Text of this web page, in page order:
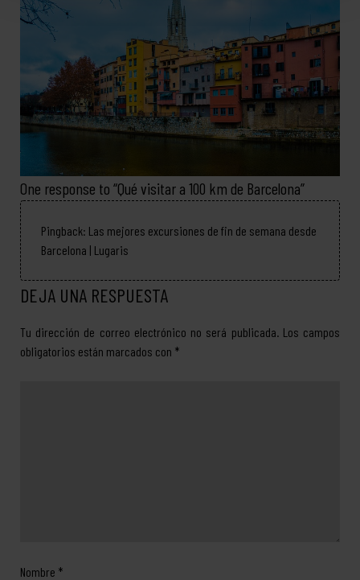
One response to “Qué visitar a 100 km de Barcelona”
Pingback: Las mejores excursiones de fin de semana desde
Barcelona | Lugaris
DEJA UNA RESPUESTA
Tu dirección de correo electrónico no será publicada. Los campos
obligatorios están marcados con *
Nombre *